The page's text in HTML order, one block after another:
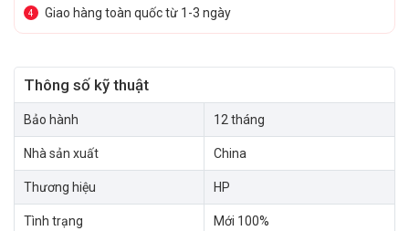
4 Giao hàng toàn quốc từ 1-3 ngày
Thông số kỹ thuật
Bảo hành 12 tháng
Nhà sản xuất China
Thương hiệu HP
Tình trạng Mới 100%